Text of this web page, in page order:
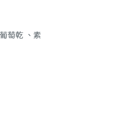
萄乾 、素